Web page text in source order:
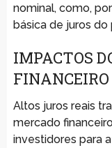
nominal, como,
básica de juros do
IMPACTOS
FINANCEIRO
Altos juros reais
mercado
investidores para